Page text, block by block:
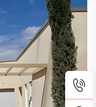
Door de
kunstenaars
architectuur in